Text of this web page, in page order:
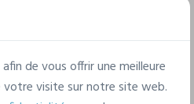
de vous offrir une meilleure
votre visite sur notre site web.